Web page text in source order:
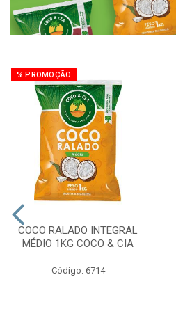
% PROMOÇÃO
COCO RALADO INTEGRAL
MÉDIO 1KG COCO & CIA
Código: 6714